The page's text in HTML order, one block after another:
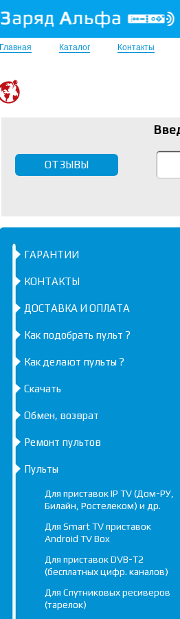
Главная Каталог Контакты
ОТЗЫВЫ
ГАРАНТИИ
КОНТАКТЫ
ДОСТАВКА И ОПЛАТА
Как подобрать пульт ?
Как делают пульты ?
Скачать
Обмен, возврат
Ремонт пультов
Пульты
Для приставок IP TV (Дом-РУ,
Билайн, Ростелеком) и др.
Для Smart TV приставок
Android TV Box
Для приставок DVB-T2
(бесплатных цифр. каналов)
Для Спутниковых ресиверов
(тарелок)